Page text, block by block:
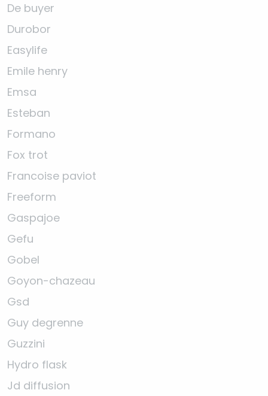
De buyer
Durobor
Easylife
Emile henry
Emsa
Esteban
Formano
Fox trot
Francoise paviot
Freeform
Gaspajoe
Gefu
Gobel
Goyon-chazeau
Gsd
Guy degrenne
Guzzini
Hydro flask
Jd diffusion